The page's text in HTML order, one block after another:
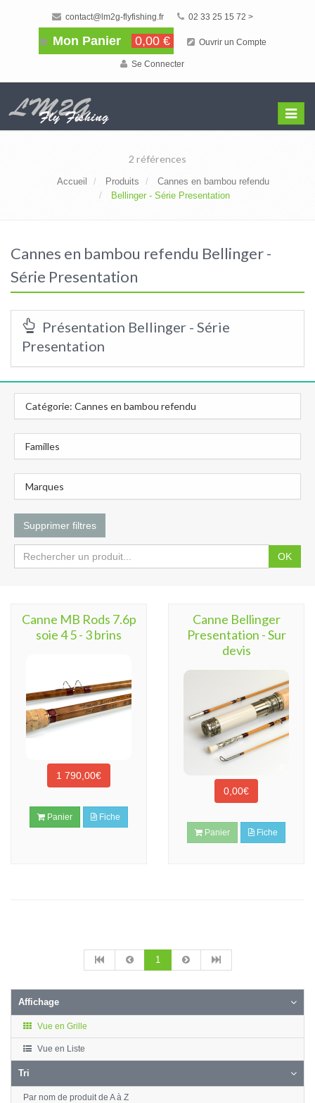
contact@lm2g-flyfishing.fr 02 33 25 15 72 >
Mon Panier 0,00 € Ouvrir un Compte
Se Connecter
Menu
2 références
Accueil Produits
Cannes en bambou refendu
Bellinger - Série Presentation
Cannes en bambou refendu Bellinger -
Série Presentation
Présentation Bellinger - Série
Presentation
Catégorie: Cannes en bambou refendu
Familles
Marques
Supprimer filtres
OK
Canne MB Rods 7.6p
soie 4 5 - 3 brins
1 790,00€
Panier Fiche
Canne Bellinger
Presentation - Sur
devis
0,00€
Panier Fiche
1
Affichage
Vue en Grille
Vue en Liste
Tri
Par nom de produit de A à Z